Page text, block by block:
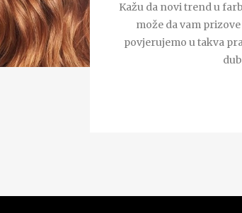
Kažu da novi trend u
može da vam
povjerujemo u takva